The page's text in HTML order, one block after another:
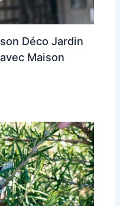
Déco Jardin
Maison